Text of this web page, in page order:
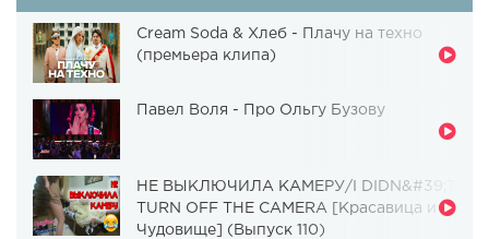
Cream Soda & Хлеб - Плачу на техно
(премьера клипа)
Павел Воля - Про Ольгу Бузову
НЕ ВЫКЛЮЧИЛА КАМЕРУ/I DIDN&#39;T
TURN OFF THE CAMERA [Красавица и
Чудовище] (Выпуск 110)